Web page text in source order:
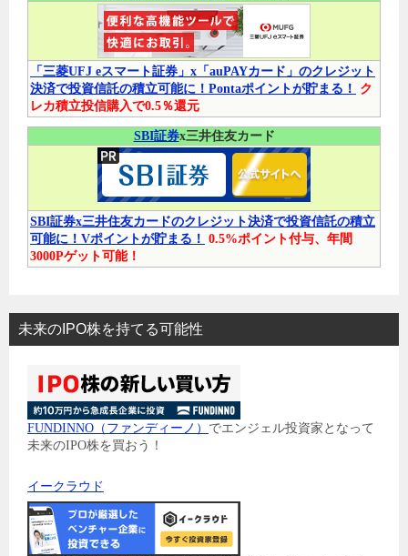
「三菱UFJ eスマート証券」x「auPAYカード」のクレジット
決済で投資信託の積立可能に！Pontaポイントが貯まる！
ク
レカ積立投信購入で0.5％還元
SBI証券x三井住友カード
SBI証券x三井住友カードのクレジット決済で投資信託の積立
可能に！Vポイントが貯まる！ 0.5%ポイント付与、年間
3000Pゲット可能！
未来のIPO株を持てる可能性
FUNDINNO（ファンディーノ） でエンジェル投資家となって
未来のIPO株を買おう！
イークラウド